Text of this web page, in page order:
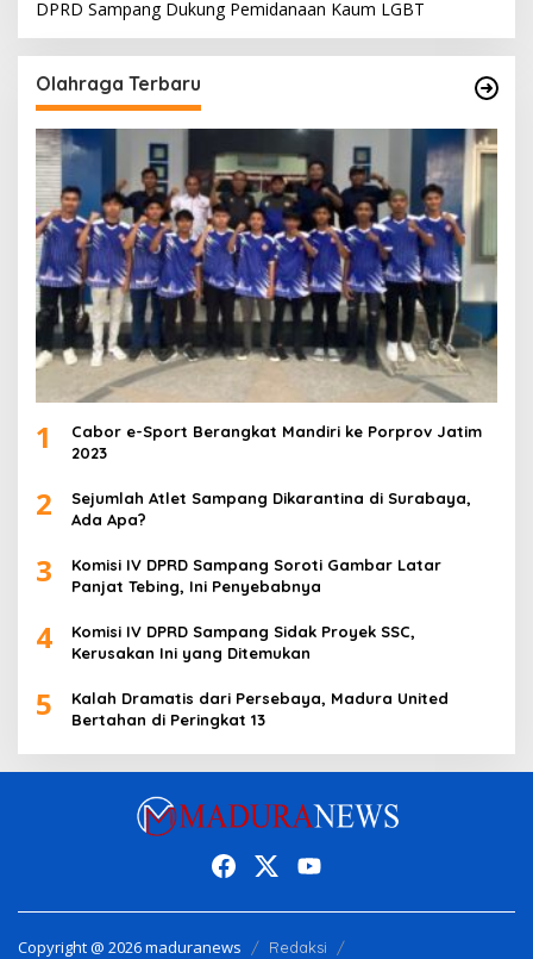
DPRD Sampang Dukung Pemidanaan Kaum LGBT
Olahraga Terbaru
1
Cabor e-Sport Berangkat Mandiri ke Porprov Jatim
2023
2
Sejumlah Atlet Sampang Dikarantina di Surabaya,
Ada Apa?
3
Komisi IV DPRD Sampang Soroti Gambar Latar
Panjat Tebing, Ini Penyebabnya
4
Komisi IV DPRD Sampang Sidak Proyek SSC,
Kerusakan Ini yang Ditemukan
5
Kalah Dramatis dari Persebaya, Madura United
Bertahan di Peringkat 13
Copyright @ 2026 maduranews
Redaksi